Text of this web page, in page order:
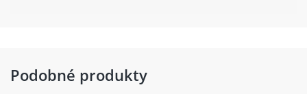
Podobné produkty